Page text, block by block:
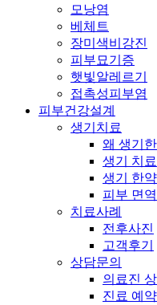
모낭염
베체트
장미색비강진
피부묘기증
햇빛알레르기
접촉성피부염
피부건강설계
생기치료
왜 생기
생기 치
생기 한
피부 면
치료사례
전후사진
고객후기
상담문의
의료진
진료 예약